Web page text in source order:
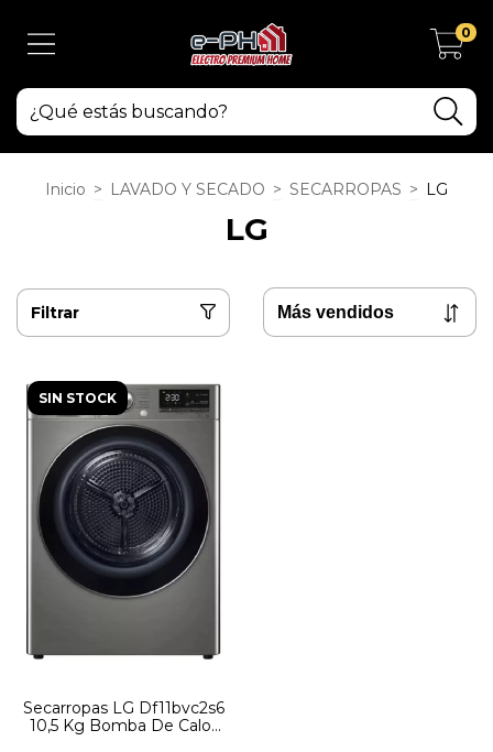
0
Inicio > LAVADO Y SECADO > SECARROPAS > LG
LG
Filtrar
SIN STOCK
Secarropas LG Df11bvc2s6
10,5 Kg Bomba De Calor